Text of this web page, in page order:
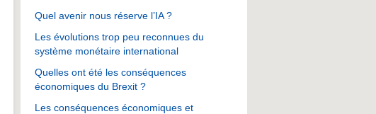
Quel avenir nous réserve l’IA ?
Les évolutions trop peu reconnues du
système monétaire international
Quelles ont été les conséquences
économiques du Brexit ?
Les conséquences économiques et